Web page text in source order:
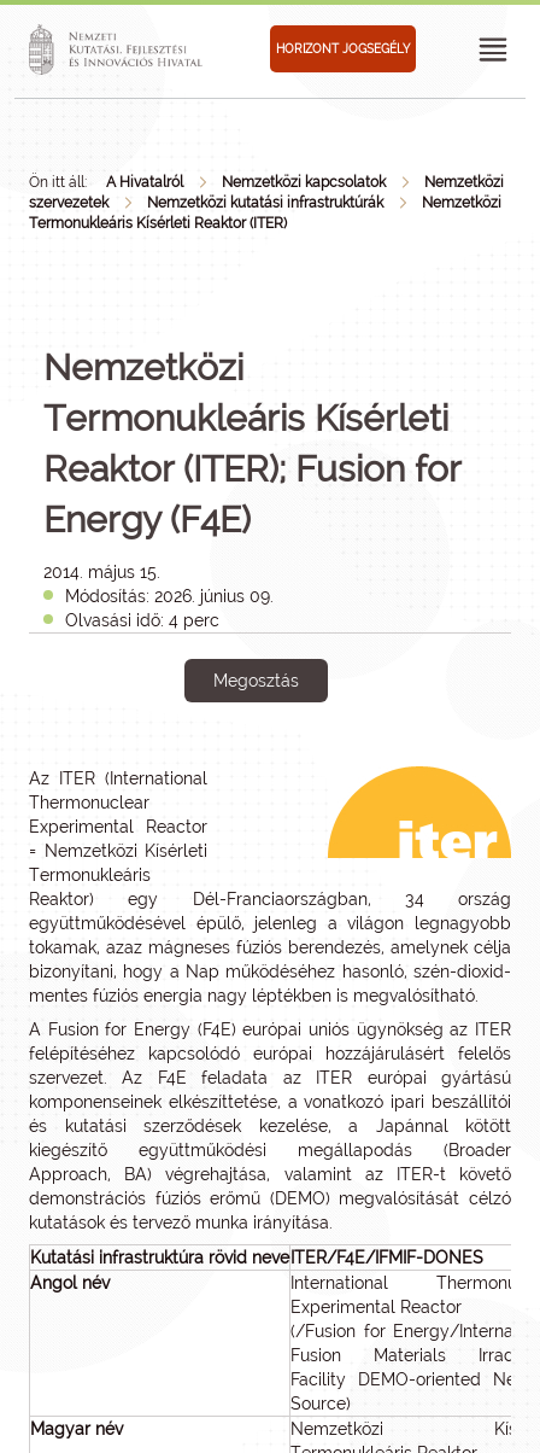
HORIZONT JOGSEGÉLY
Ön itt áll: A Hivatalról Nemzetközi kapcsolatok
Nemzetközi
szervezetek
Nemzetközi kutatási infrastruktúrák
Nemzetközi
Termonukleáris Kísérleti Reaktor (ITER)
Nemzetközi
Termonukleáris Kísérleti
Reaktor (ITER); Fusion for
Energy (F4E)
2014. május 15.
Módosítás: 2026. június 09.
Olvasási idő: 4 perc
Megosztás
Az ITER (International
Thermonuclear
Experimental Reactor
= Nemzetközi Kísérleti
Termonukleáris
Reaktor) egy Dél-Franciaországban, 34 ország
együttműködésével épülő, jelenleg a világon legnagyobb
tokamak, azaz mágneses fúziós berendezés, amelynek célja
bizonyítani, hogy a Nap működéséhez hasonló, szén-dioxid-
mentes fúziós energia nagy léptékben is megvalósítható.
A Fusion for Energy (F4E) európai uniós ügynökség az ITER
felépítéséhez kapcsolódó európai hozzájárulásért felelős
szervezet. Az F4E feladata az ITER európai gyártású
komponenseinek elkészíttetése, a vonatkozó ipari beszállítói
és kutatási szerződések kezelése, a Japánnal kötött
kiegészítő együttműködési megállapodás (Broader
Approach, BA) végrehajtása, valamint az ITER-t követő
demonstrációs fúziós erőmű (DEMO) megvalósítását célzó
kutatások és tervező munka irányítása.
Kutatási infrastruktúra rövid neve ITER/F4E/IFMIF-DONES
Angol név
International
Experimental Reactor
(/Fusion for Energy/
Fusion Materials
Facility DEMO-oriented
Source)
Magyar név
Nemzetközi